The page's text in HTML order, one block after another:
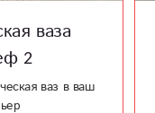
ваза
2
ваз в ваш